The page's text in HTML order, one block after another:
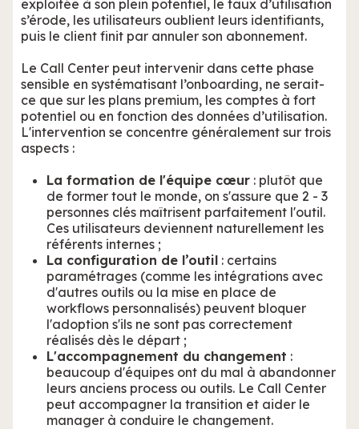
exploitée à son plein potentiel, le taux d’utilisation
s’érode, les utilisateurs oublient leurs identifiants,
puis le client finit par annuler son abonnement.
Le Call Center peut intervenir dans cette phase
sensible en systématisant l’onboarding, ne serait-
ce que sur les plans premium, les comptes à fort
potentiel ou en fonction des données d’utilisation.
L'intervention se concentre généralement sur trois
aspects :
La formation de l'équipe cœur : plutôt que
de former tout le monde, on s'assure que 2 - 3
personnes clés maîtrisent parfaitement l'outil.
Ces utilisateurs deviennent naturellement les
référents internes ;
La configuration de l’outil : certains
paramétrages (comme les intégrations avec
d'autres outils ou la mise en place de
workflows personnalisés) peuvent bloquer
l'adoption s'ils ne sont pas correctement
réalisés dès le départ ;
L'accompagnement du changement :
beaucoup d'équipes ont du mal à abandonner
leurs anciens process ou outils. Le Call Center
peut accompagner la transition et aider le
manager à conduire le changement.